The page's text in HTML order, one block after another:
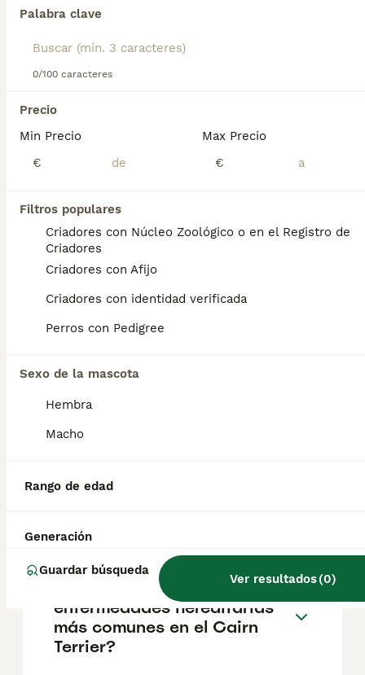
Palabra clave
0/100 caracteres
Precio
Min Precio
€
Max Precio
€
Filtros populares
Criadores con Núcleo Zoológico o en el Registro de
Criadores
Criadores con Afijo
Criadores con identidad verificada
Perros con Pedigree
Sexo de la mascota
Hembra
Macho
Rango de edad
Generación
Guardar búsqueda
Ver resultados(0)
Lee nuestrapágina de consejos de compra de Cairn Terrier
Encontramos 0 Cairn Terrier Perros en
adopcion en Canarias.
Guardar búsqueda
Preguntas frecuentes
¿Cuánto cuesta un Cairn
Terrier en España?
variar según factores como el pedigrí, la
criadores responsables que garanticen la
salud y el bienestar de los animales.
Informarse bien y comparar opciones antes
de comprometerse siempre es la mejor
¿Cuáles son las
enfermedades hereditarias
más comunes en el Cairn
Terrier?